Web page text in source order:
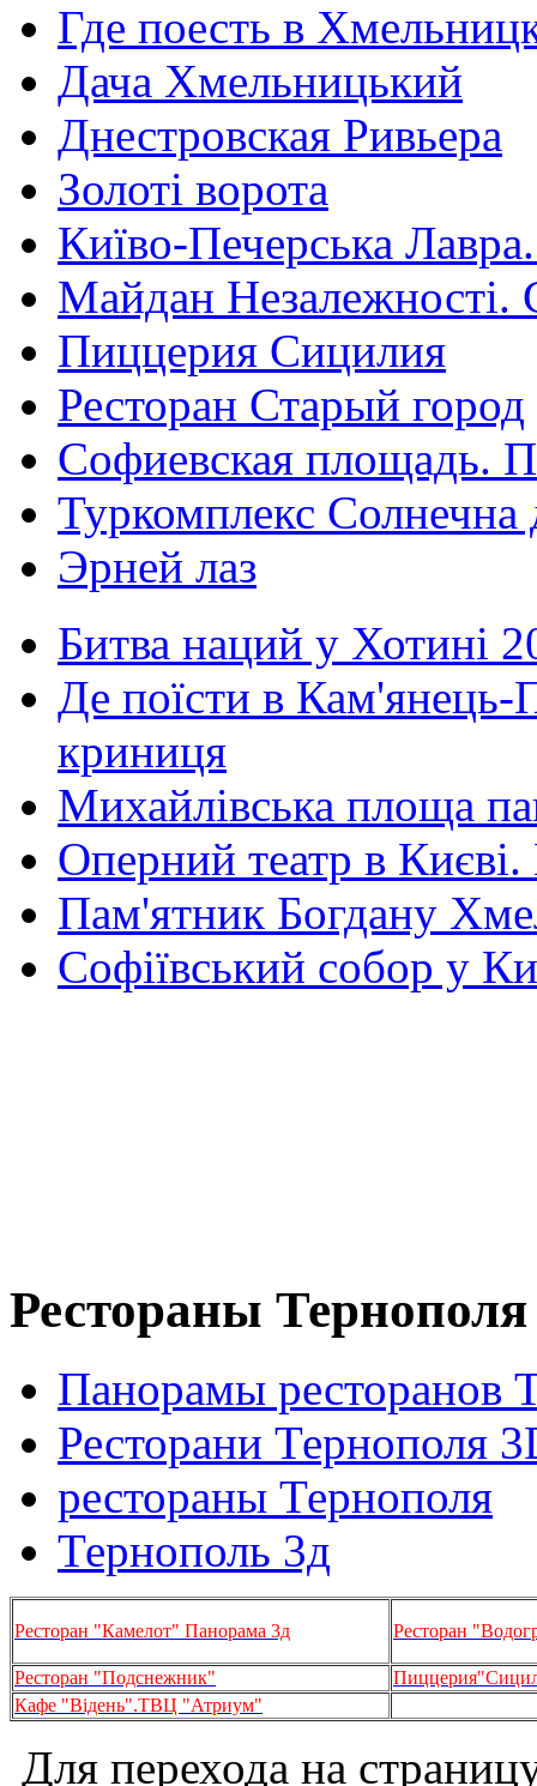
Где поесть в
Дача Хмельницький
Днестровская Ривьера
Золоті ворота
Київо-Печерська
Майдан Незалежності.
Пиццерия Сицилия
Ресторан Старый город
Софиевская площадь.
Туркомплекс Солнечна
Эрней лаз
Битва наций у Хотині
Де поїсти в Кам'янець-
криниця
Михайлівська площа
Оперний театр в
Пам'ятник Богдану
Софіївський собор у
Рестораны Тернополя
Панорамы ресторанов
Ресторани Тернополя
рестораны Тернополя
Тернополь 3д
Ресторан "Камелот" Панорама 3д Ресторан
Ресторан "Подснежник"
Кафе "Відень".ТВЦ "Атриум"
Для перехода на